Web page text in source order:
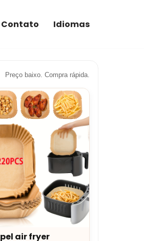
Contato Idiomas
Preço baixo. Compra rápida.
air fryer